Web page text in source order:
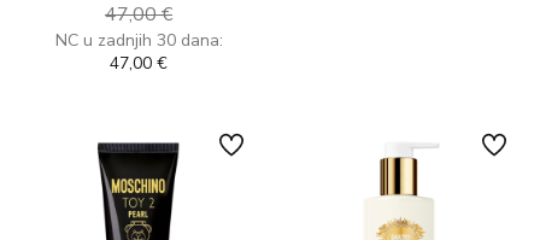
47,00 €
NC u zadnjih 30 dana:
47,00 €